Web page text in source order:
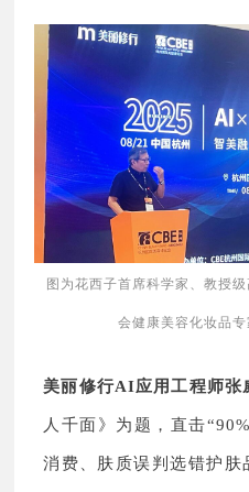
图为花西子首席科学家、教授
会健康美容化妆品
美丽修行AI应用工程师张
人千面》为题，直击
消费、肤质误判选错护肤